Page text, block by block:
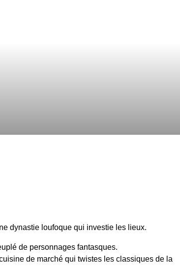
dynastie loufoque qui investie les lieux.
de personnages fantasques.
de marché qui twistes les classiques de la